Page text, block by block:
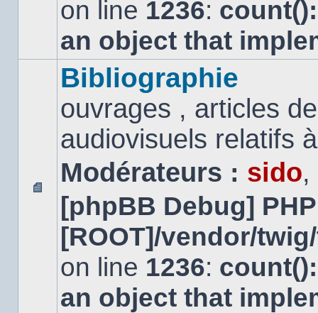
on line 1236:
an object that
Aucun
message
non
Bibliographie
ouvrages , articles
audiovisuels relatifs
Modérateurs : sido,
[phpBB Debug]
[ROOT]/vendor/
on line 1236:
an object that